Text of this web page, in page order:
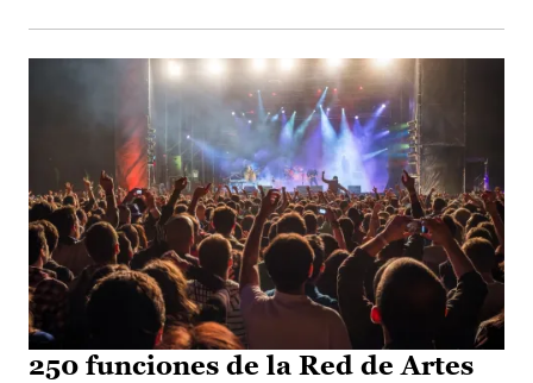
250 funciones de la Red de Artes